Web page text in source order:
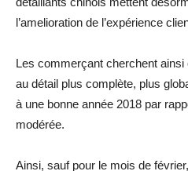
l’amelioration de l’expérience
Les commerçant cherchent
au détail plus complète, plus
à une bonne année 2018 par
modérée.
Ainsi, sauf pour le mois de